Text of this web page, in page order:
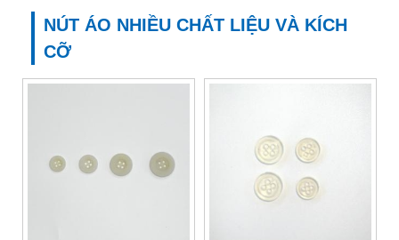
NÚT ÁO NHIỀU CHẤT LIỆU VÀ KÍCH
CỠ